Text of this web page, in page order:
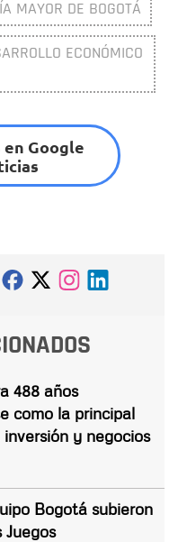
MAYOR DE BOGOTÁ
ECONÓMICO
en Google
488 años
como la principal
y negocios
Bogotá subieron
Juegos